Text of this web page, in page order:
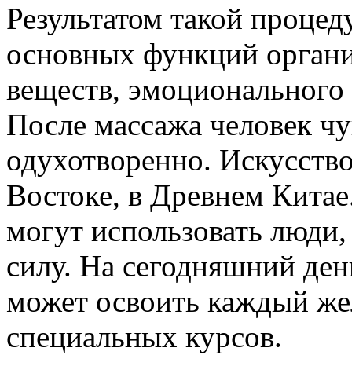
Результатом такой
основных функций
веществ, эмоционального
После массажа человек
одухотворенно.
Востоке, в Древнем
могут использовать
силу. На сегодняшний
может освоить каждый
специальных курсов.